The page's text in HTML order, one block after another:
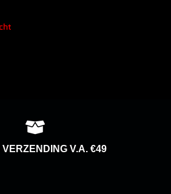
VERZENDING V.A. €49